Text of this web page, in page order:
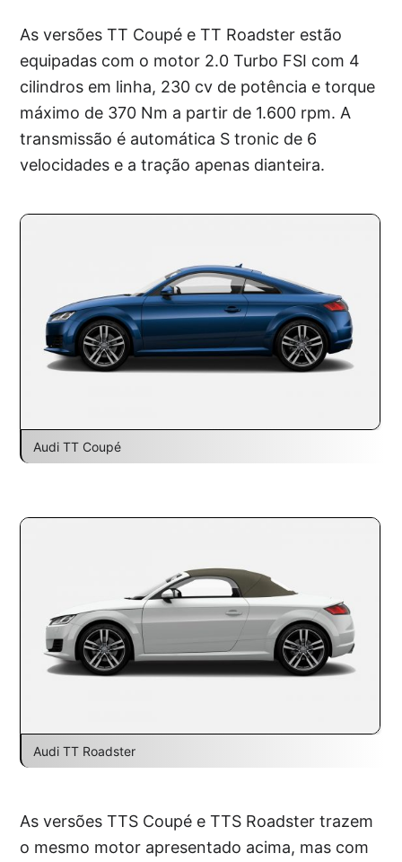
As versões TT Coupé e TT Roadster estão
equipadas com o motor 2.0 Turbo FSI com 4
cilindros em linha, 230 cv de potência e torque
máximo de 370 Nm a partir de 1.600 rpm. A
transmissão é automática S tronic de 6
velocidades e a tração apenas dianteira.
Audi TT Coupé
Audi TT Roadster
As versões TTS Coupé e TTS Roadster trazem
o mesmo motor apresentado acima, mas com